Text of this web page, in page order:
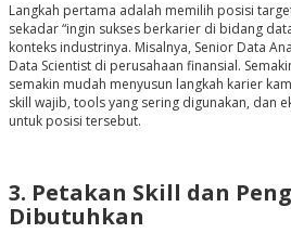
Langkah pertama adalah memilih posisi
sekadar “ingin sukses berkarier di bidang
konteks industrinya. Misalnya, Senior Data
Data Scientist di perusahaan finansial.
semakin mudah menyusun langkah karier
skill wajib, tools yang sering digunakan, dan
untuk posisi tersebut.
3. Petakan Skill dan
Dibutuhkan